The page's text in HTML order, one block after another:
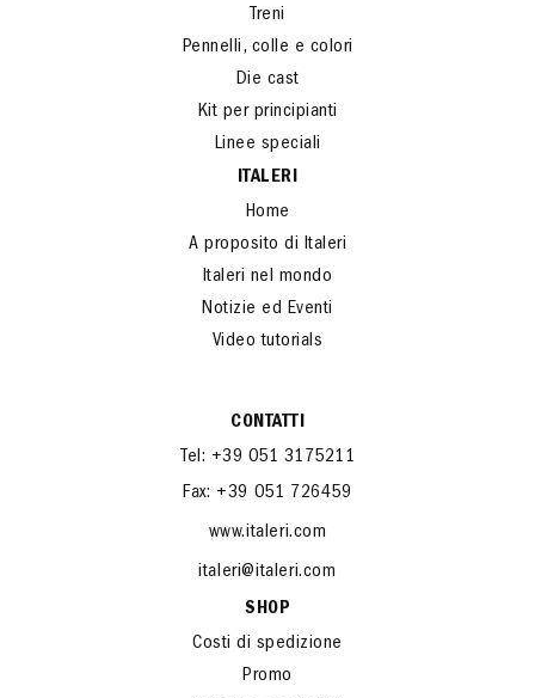
Treni
Pennelli, colle e colori
Die cast
Kit per principianti
Linee speciali
ITALERI
Home
A proposito di Italeri
Italeri nel mondo
Notizie ed Eventi
Video tutorials
CONTATTI
Tel: +39 051 3175211
Fax: +39 051 726459
www.italeri.com
italeri@italeri.com
SHOP
Costi di spedizione
Promo